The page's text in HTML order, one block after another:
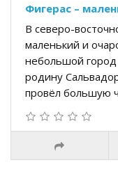
Фигерас –
В северо-
маленький и
небольшой
родину
провёл большую